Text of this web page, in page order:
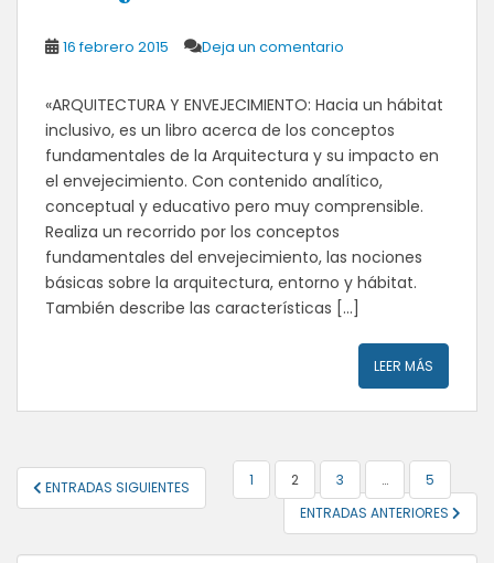
16 febrero 2015 Deja un comentario
«ARQUITECTURA Y ENVEJECIMIENTO: Hacia un hábitat
inclusivo, es un libro acerca de los conceptos
fundamentales de la Arquitectura y su impacto en
el envejecimiento. Con contenido analítico,
conceptual y educativo pero muy comprensible.
Realiza un recorrido por los conceptos
fundamentales del envejecimiento, las nociones
básicas sobre la arquitectura, entorno y hábitat.
También describe las características […]
LEER MÁS
NAVEGACIÓN
DE
ENTRADAS SIGUIENTES 1 2 3 …
5
ENTRADAS ANTERIORES